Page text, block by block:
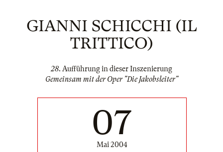
GIANNI SCHICCHI (IL
TRITTICO)
28. Aufführung in dieser Inszenierung
Gemeinsam mit der Oper "Die Jakobsleiter"
07
Mai 2004